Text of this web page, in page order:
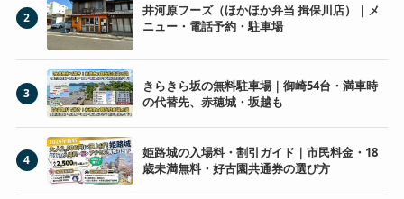
2
井河原フーズ（ほかほか弁当 揖保川店）｜メ
ニュー・電話予約・駐車場
3
きらきら坂の無料駐車場｜御崎54台・満車時
の代替先、赤穂城・坂越も
4
姫路城の入場料・割引ガイド｜市民料金・18
歳未満無料・好古園共通券の選び方